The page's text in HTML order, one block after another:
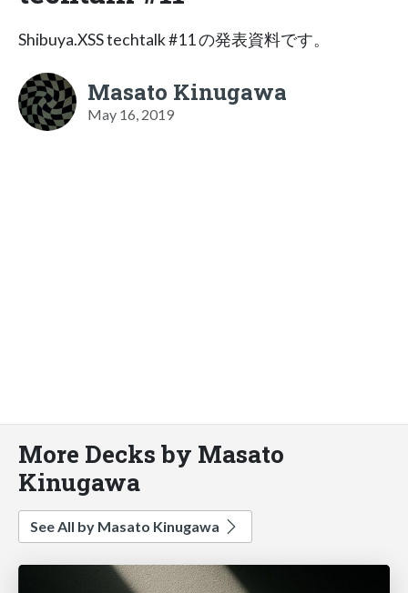
Shibuya.XSS techtalk #11 の発表資料です。
Masato Kinugawa
May 16, 2019
More Decks by Masato
Kinugawa
See All by Masato Kinugawa